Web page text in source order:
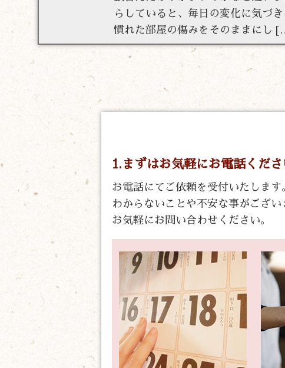
らしていると、毎日の変化に気づ
慣れた部屋の傷みをそのままにし
1.まずはお気軽にお電話くださ
お電話にてご依頼を受付いたします
わからないことや不安な事がござい
お気軽にお問い合わせください。